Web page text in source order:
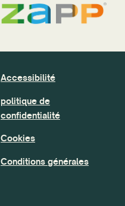
Accessibilité
politique de
confidentialité
Cookies
Conditions générales